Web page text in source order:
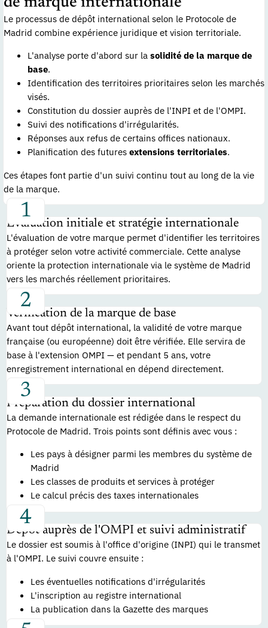
Le processus de dépôt international selon le Protocole de
Madrid combine expérience juridique et vision territoriale.
L'analyse porte d'abord sur la solidité de la marque de
base.
Identification des territoires prioritaires selon les marchés
visés.
Constitution du dossier auprès de l'INPI et de l'OMPI.
Suivi des notifications d'irrégularités.
Réponses aux refus de certains offices nationaux.
Planification des futures extensions territoriales.
Ces étapes font partie d'un suivi continu tout au long de la vie
de la marque.
Évaluation initiale et stratégie internationale
L'évaluation de votre marque permet d'identifier les territoires
à protéger selon votre activité commerciale. Cette analyse
oriente la protection internationale via le système de Madrid
vers les marchés réellement prioritaires.
Vérification de la marque de base
Avant tout dépôt international, la validité de votre marque
française (ou européenne) doit être vérifiée. Elle servira de
base à l'extension OMPI — et pendant 5 ans, votre
enregistrement international en dépend directement.
Préparation du dossier international
La demande internationale est rédigée dans le respect du
Protocole de Madrid. Trois points sont définis avec vous :
Les pays à désigner parmi les membres du système de
Madrid
Les classes de produits et services à protéger
Le calcul précis des taxes internationales
Dépôt auprès de l'OMPI et suivi administratif
Le dossier est soumis à l'office d'origine (INPI) qui le transmet
à l'OMPI. Le suivi couvre ensuite :
Les éventuelles notifications d'irrégularités
L'inscription au registre international
La publication dans la Gazette des marques